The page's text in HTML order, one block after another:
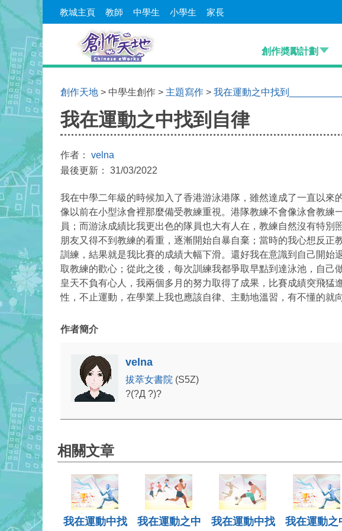
教城主頁 教師 中學生 小學生 家長
創作奬勵計劃
創作天地 > 中學生創作 > 主題寫作 > 我在運動之中找到
我在運動之中找到自律
作者： velna
最後更新： 31/03/2022
我在中學二年級的時候加入了香港游泳港隊，雖然達成了一直以
像以前在小型泳會裡那麼備受教練重視。港隊教練不會像泳會教
員；而游泳成績比我更出色的隊員也大有人在，教練自然沒有特
朋友又得不到教練的看重，逐漸開始自暴自棄；當時的我心想反
訓練，結果就是我比賽的成績大幅下滑。還好我在意識到自己開
取教練的歡心；從此之後，每次訓練我都爭取早點到達泳池，自己
皇天不負有心人，我兩個多月的努力取得了成果，比賽成績突飛
性，不止運動，在學業上我也應該自律、主動地溫習，有不懂的就
作者簡介
velna
拔萃女書院 (S5Z)
?(?Д ?)?
相關文章
我在運動中找 我在運動之中 我在運動中找 我在運動之